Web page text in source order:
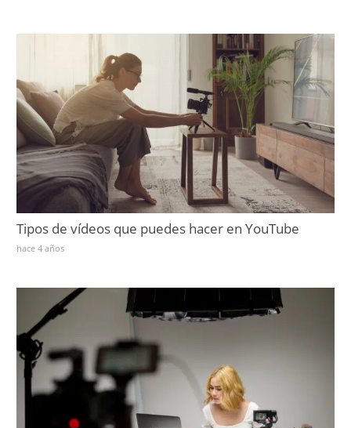
Tipos de vídeos que puedes hacer en YouTube
hace 4 años